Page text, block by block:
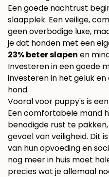
Een goede nachtrust
slaapplek. Een veilige,
geen overbodige luxe,
je dat honden met een
23% beter slapen en
Investeren in een goede
investeren in het geluk en
hond.
Vooral voor puppy's is
Een comfortabele mand
benodigde rust te
gevoel van veiligheid. Dit
van hun opvoeding en
nog meer in huis moet
precieswat je allemaal